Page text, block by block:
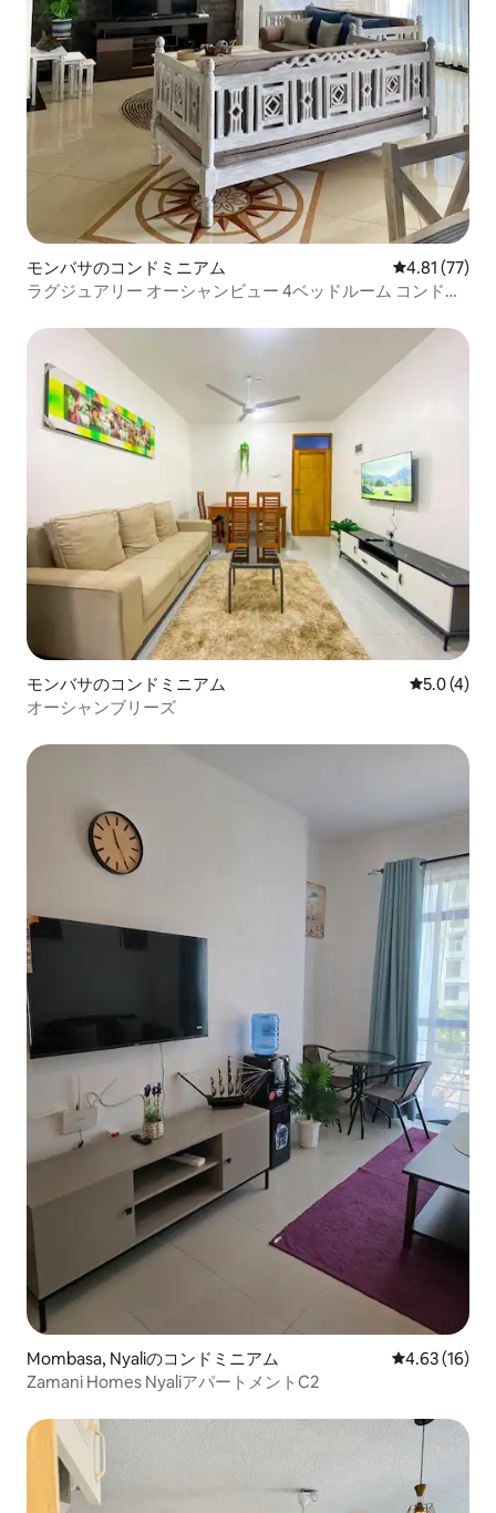
モンバサのコンドミニアム レビュー77
4.81 (77)
ラグジュアリー オーシャンビュー 4ベッドルーム コンドミ
モンバサのコンドミニアム レビュー4
5.0 (4)
オーシャンブリーズ
Mombasa, Nyaliのコンドミニアム レビュー16
4.63 (16)
Zamani Homes NyaliアパートメントC2